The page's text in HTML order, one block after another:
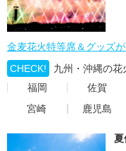
金麦花火特等席＆グッズ
CHECK!
九州・沖縄の花
福岡
佐賀
宮崎
鹿児島
夏